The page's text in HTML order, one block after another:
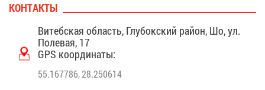
КОН­ТАК­ТЫ
Ви­теб­ская об­ласть, Глу­бок­ский рай­он, Шо, ул.
По­ле­вая, 17
GPS ко­ор­ди­на­ты:
55.167786, 28.250614